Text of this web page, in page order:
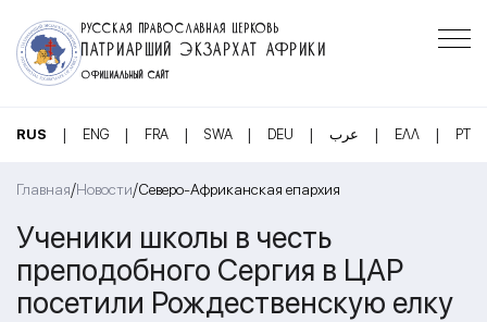
РУССКАЯ ПРАВОСЛАВНАЯ ЦЕРКОВЬ
ПАТРИАРШИЙ ЭКЗАРХАТ АФРИКИ
ОФИЦИАЛЬНЫЙ САЙТ
RUS | ENG | FRA | SWA | DEU | عرب | ΕΛΛ | PT
Главная/Новости/Северо-Африканская епархия
Ученики школы в честь
преподобного Сергия в ЦАР
посетили Рождественскую елку